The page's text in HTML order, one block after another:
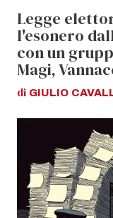
Legge
l'esonero
con un
Magi,
di GIULIO